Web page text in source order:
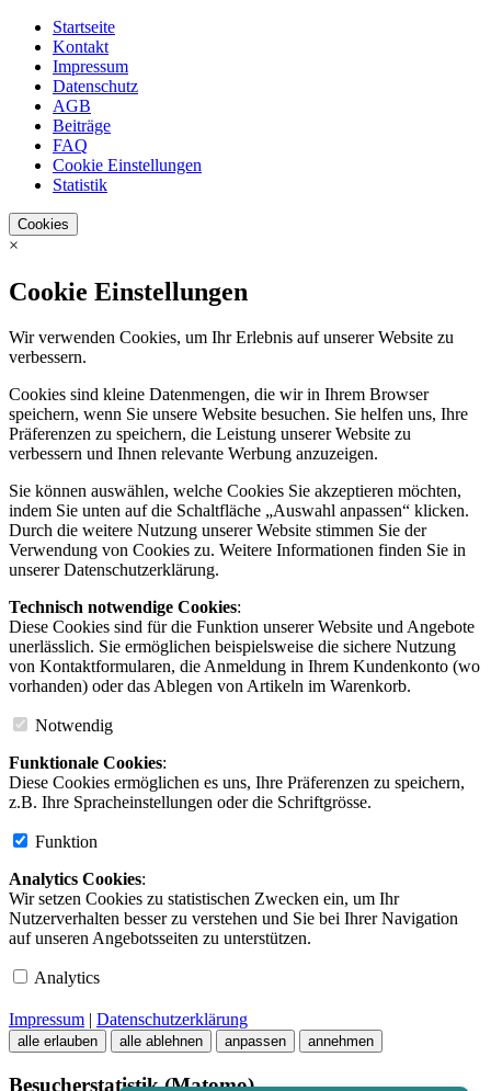
Startseite
Kontakt
Impressum
Datenschutz
AGB
Beiträge
FAQ
Cookie Einstellungen
Statistik
Cookies
×
Cookie Einstellungen
Wir verwenden Cookies, um Ihr Erlebnis auf unserer Website zu
verbessern.
Cookies sind kleine Datenmengen, die wir in Ihrem Browser
speichern, wenn Sie unsere Website besuchen. Sie helfen uns, Ihre
Präferenzen zu speichern, die Leistung unserer Website zu
verbessern und Ihnen relevante Werbung anzuzeigen.
Sie können auswählen, welche Cookies Sie akzeptieren möchten,
indem Sie unten auf die Schaltfläche „Auswahl anpassen“ klicken.
Durch die weitere Nutzung unserer Website stimmen Sie der
Verwendung von Cookies zu. Weitere Informationen finden Sie in
unserer Datenschutzerklärung.
Technisch notwendige Cookies:
Diese Cookies sind für die Funktion unserer Website und Angebote
unerlässlich. Sie ermöglichen beispielsweise die sichere Nutzung
von Kontaktformularen, die Anmeldung in Ihrem Kundenkonto (wo
vorhanden) oder das Ablegen von Artikeln im Warenkorb.
Notwendig
Funktionale Cookies:
Diese Cookies ermöglichen es uns, Ihre Präferenzen zu speichern,
z.B. Ihre Spracheinstellungen oder die Schriftgrösse.
Funktion
Analytics Cookies:
Wir setzen Cookies zu statistischen Zwecken ein, um Ihr
Nutzerverhalten besser zu verstehen und Sie bei Ihrer Navigation
auf unseren Angebotsseiten zu unterstützen.
Analytics
Impressum | Datenschutzerklärung
alle erlauben alle ablehnen anpassen annehmen
Besucherstatistik (Matomo)